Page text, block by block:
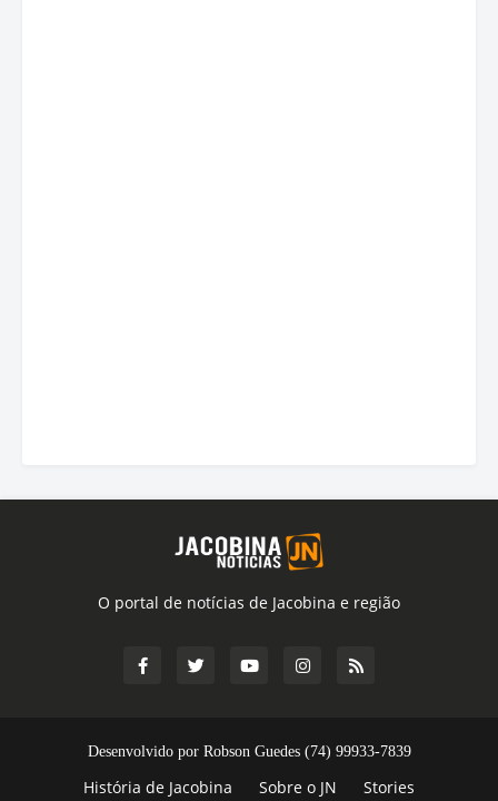
O portal de notícias de Jacobina e região
Desenvolvido por Robson Guedes (74) 99933-7839
História de Jacobina Sobre o JN Stories